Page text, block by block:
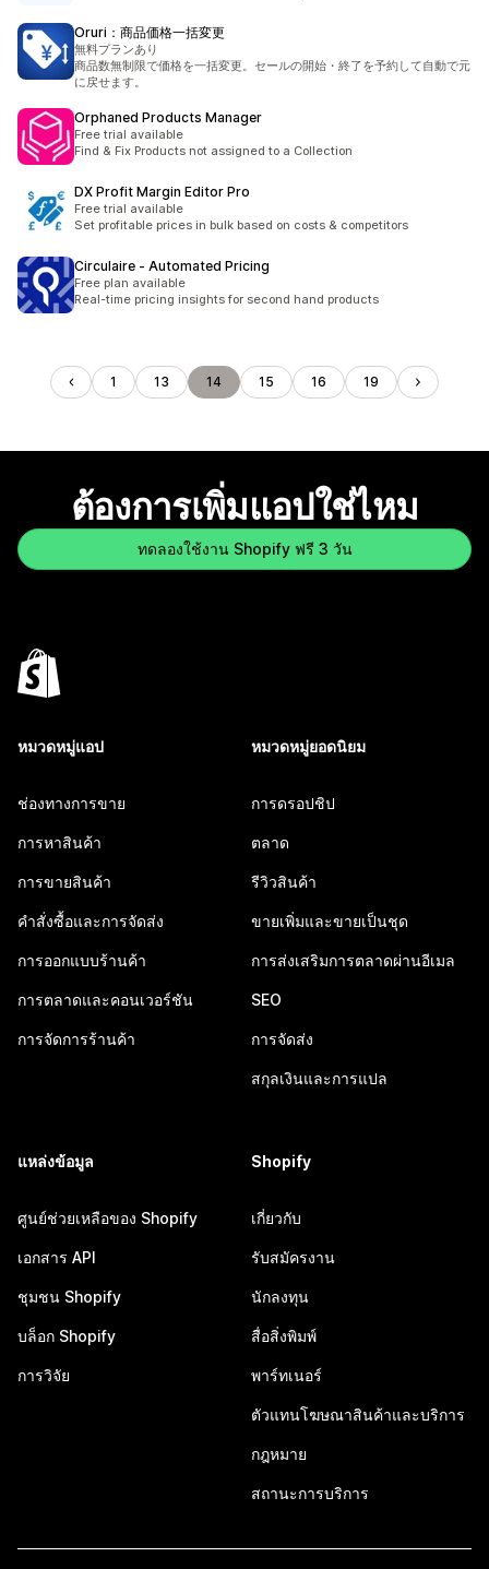
Oruri：商品価格一括変更
無料プランあり
商品数無制限で価格を一括変更。セールの開始・終了を予約して自動で元
に戻せます。
Orphaned Products Manager
Free trial available
Find & Fix Products not assigned to a Collection
DX Profit Margin Editor Pro
Free trial available
Set profitable prices in bulk based on costs & competitors
Circulaire ‑ Automated Pricing
Free plan available
Real-time pricing insights for second hand products
1 13 14 15 16 19
ต้องการเพิ่มแอปใช่ไหม
ทดลองใช้งาน Shopify ฟรี 3 วัน
หมวดหมู่แอป
ช่องทางการขาย
การหาสินค้า
การขายสินค้า
คำสั่งซื้อและการจัดส่ง
การออกแบบร้านค้า
การตลาดและคอนเวอร์ชัน
การจัดการร้านค้า
หมวดหมู่ยอดนิยม
การดรอปชิป
ตลาด
รีวิวสินค้า
ขายเพิ่มและขายเป็นชุด
การส่งเสริมการตลาดผ่านอีเมล
SEO
การจัดส่ง
สกุลเงินและการแปล
แหล่งข้อมูล
ศูนย์ช่วยเหลือของ Shopify
เอกสาร API
ชุมชน Shopify
บล็อก Shopify
การวิจัย
Shopify
เกี่ยวกับ
รับสมัครงาน
นักลงทุน
สื่อสิ่งพิมพ์
พาร์ทเนอร์
ตัวแทนโฆษณาสินค้าและบริการ
กฎหมาย
สถานะการบริการ